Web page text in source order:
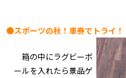
●スポーツの秋！車券でトライ！
箱の中にラグビーボ
ールを入れたら景品ゲ